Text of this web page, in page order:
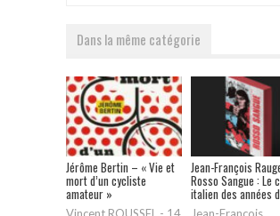
Dans la même catégorie
Jérôme Bertin – « Vie et
mort d’un cycliste
amateur »
Jean-François
Rosso Sangue : Le
italien des années